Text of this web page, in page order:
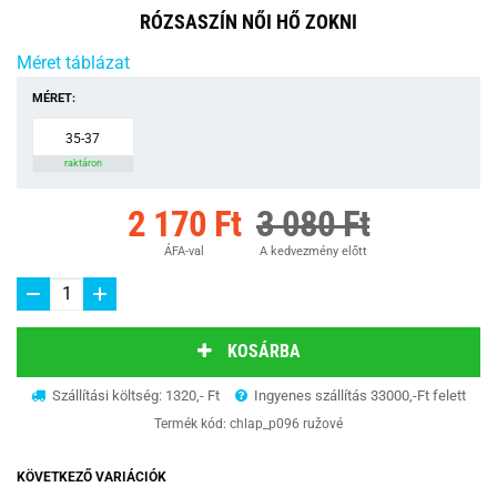
RÓZSASZÍN NŐI HŐ ZOKNI
Méret táblázat
MÉRET:
35-37
raktáron
2 170 Ft
ÁFA-val
3 080 Ft
A kedvezmény előtt
KOSÁRBA
Szállítási költség: 1320,- Ft Ingyenes szállítás 33000,-Ft felett
Termék kód: chlap_p096 ružové
KÖVETKEZŐ VARIÁCIÓK